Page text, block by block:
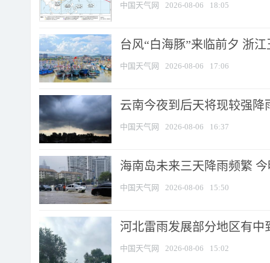
中国天气网 2026-08-06 18:05
台风“白海豚”来临前夕 浙
中国天气网 2026-08-06 17:06
云南今夜到后天将现较强降
中国天气网 2026-08-06 16:37
海南岛未来三天降雨频繁
中国天气网 2026-08-06 15:50
河北雷雨发展部分地区有中
中国天气网 2026-08-06 15:02